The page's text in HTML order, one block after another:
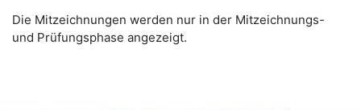
Die Mitzeichnungen werden nur in der Mitzeichnungs-
und Prüfungsphase angezeigt.